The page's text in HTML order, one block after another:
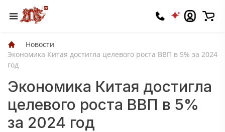
Новости
Экономика Китая достигла целевого роста ВВП в 5% за 2024
год
Экономика Китая достигла
целевого роста ВВП в 5%
за 2024 год